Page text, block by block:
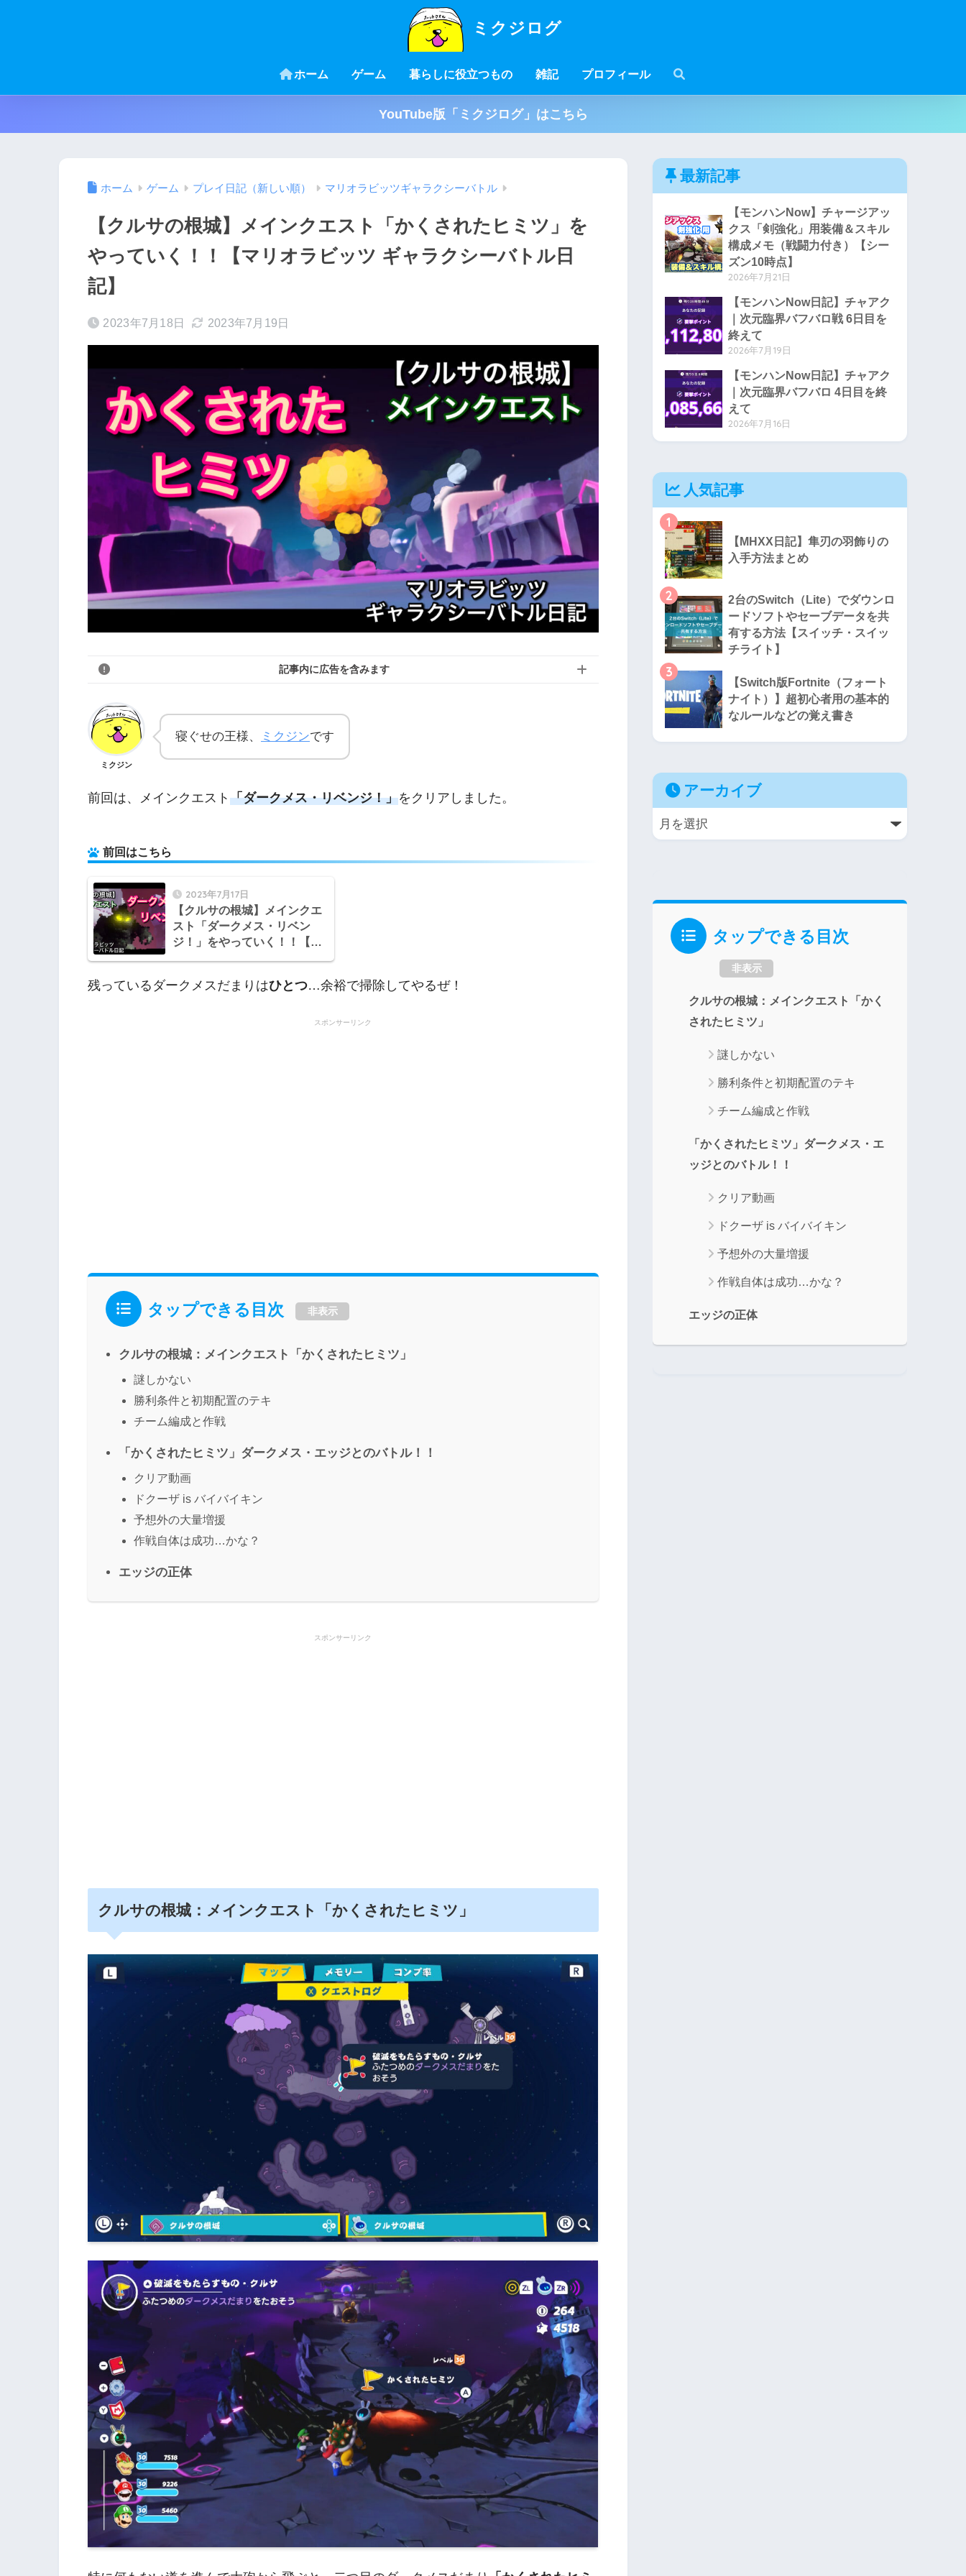
ミクジログ
ホーム ゲーム 暮らしに役立つもの 雑記 プロフィール
YouTube版「ミクジログ」はこちら
ホーム ゲーム プレイ日記（新しい順） マリオラビッツギャラクシーバトル
【クルサの根城】メインクエスト「かくされたヒミツ」を
やっていく！！【マリオラビッツ ギャラクシーバトル日
記】
2023年7月18日 2023年7月19日
記事内に広告を含みます
ミクジン
寝ぐせの王様、 ミクジンです
前回は、メインクエスト 「ダークメス・リベンジ！」をクリアしました。
前回はこちら
2023年7月17日
【クルサの根城】メインクエ
スト「ダークメス・リベン
ジ！」をやっていく！！【マ
残っているダークメスだまりはひとつ…余裕で掃除してやるぜ！
スポンサーリンク
タップできる目次 非表示
クルサの根城：メインクエスト「かくされたヒミツ」
謎しかない
勝利条件と初期配置のテキ
チーム編成と作戦
「かくされたヒミツ」ダークメス・エッジとのバトル！！
クリア動画
ドクーザ is バイバイキン
予想外の大量増援
作戦自体は成功…かな？
エッジの正体
スポンサーリンク
クルサの根城：メインクエスト「かくされたヒミツ」
最新記事
【モンハンNow】チャージアッ
クス「剣強化」用装備＆スキル
構成メモ（戦闘力付き）【シー
ズン10時点】
2026年7月21日
【モンハンNow日記】チャアク
｜次元臨界バフバロ戦 6日目を
終えて
2026年7月19日
【モンハンNow日記】チャアク
｜次元臨界バフバロ 4日目を終
えて
2026年7月16日
人気記事
1
【MHXX日記】隼刃の羽飾りの
入手方法まとめ
2
2台のSwitch（Lite）でダウンロ
ードソフトやセーブデータを共
有する方法【スイッチ・スイッ
チライト】
3
【Switch版Fortnite（フォート
ナイト）】超初心者用の基本的
なルールなどの覚え書き
アーカイブ
タップできる目次
非表示
クルサの根城：メインクエスト「かく
されたヒミツ」
謎しかない
勝利条件と初期配置のテキ
チーム編成と作戦
「かくされたヒミツ」ダークメス・エ
ッジとのバトル！！
クリア動画
ドクーザ is バイバイキン
予想外の大量増援
作戦自体は成功…かな？
エッジの正体